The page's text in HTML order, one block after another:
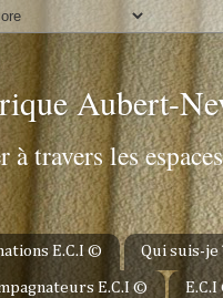
Aubert-
à travers les
E.C.I © Qui suis-je
E.C.I ©